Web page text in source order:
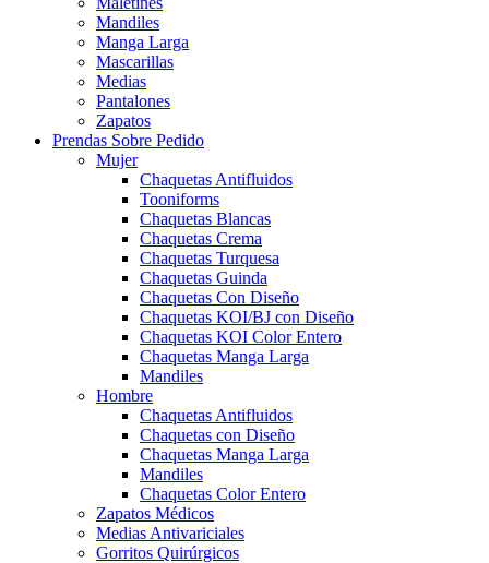
Mandiles
Manga Larga
Mascarillas
Medias
Pantalones
Zapatos
Prendas Sobre Pedido
Mujer
Chaquetas Antifluidos
Tooniforms
Chaquetas Blancas
Chaquetas Crema
Chaquetas Turquesa
Chaquetas Guinda
Chaquetas Con Diseño
Chaquetas KOI/BJ con Diseño
Chaquetas KOI Color Entero
Chaquetas Manga Larga
Mandiles
Hombre
Chaquetas Antifluidos
Chaquetas con Diseño
Chaquetas Manga Larga
Mandiles
Chaquetas Color Entero
Zapatos Médicos
Medias Antivariciales
Gorritos Quirúrgicos